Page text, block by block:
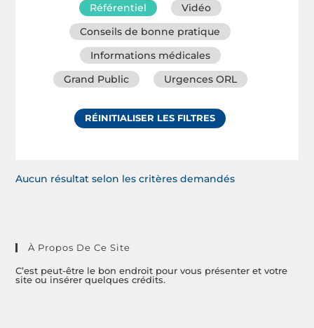
Référentiel
Vidéo
Conseils de bonne pratique
Informations médicales
Grand Public
Urgences ORL
RÉINITIALISER LES FILTRES
Aucun résultat selon les critères demandés
À Propos De Ce Site
C’est peut-être le bon endroit pour vous présenter et votre
site ou insérer quelques crédits.